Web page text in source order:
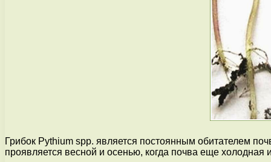
Грибок Pythium spp. является постоянным обитателем
проявляется весной и осенью, когда почва еще холодная